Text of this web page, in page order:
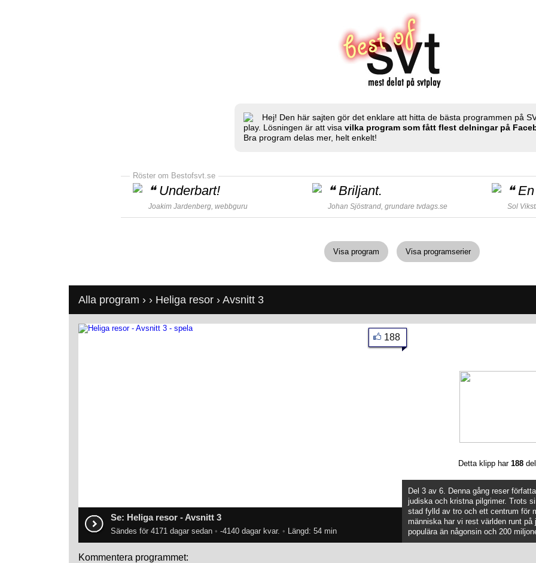
Hej! Den här sajten gör det enklare att hitta de bästa programmen på
play. Lösningen är att visa vilka program som fått flest delningar på
Bra program delas mer, helt enkelt!
Röster om Bestofsvt.se
❝ Underbart!
Joakim Jardenberg, webbguru
❝Briljant.
Johan Sjöstrand, grundare tvdags.se
❝
Sol
Visa program Visa programserier
Alla program › › Heliga resor › Avsnitt 3
Se: Heliga resor - Avsnitt 3
Sändes för 4171 dagar sedan • -4140 dagar kvar. • Längd: 54 min
188
Detta klipp har 188
Del 3 av 6. Denna gång reser
judiska och kristna pilgrimer. Trots
stad fylld av tro och ett centrum för
människa har vi rest världen runt
populära än någonsin och 200
Kommentera programmet: